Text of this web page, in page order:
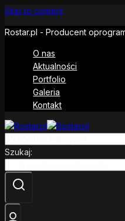
Skip to content
Rostar.pl - Producent
O nas
Aktualności
Portfolio
Galeria
Kontakt
Szukaj: